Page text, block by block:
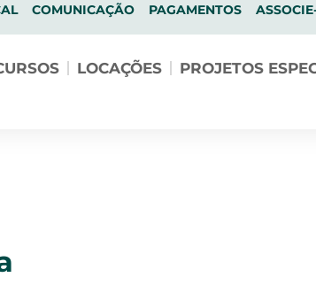
COMUNICAÇÃO PAGAMENTOS
LOCAÇÕES PROJETOS